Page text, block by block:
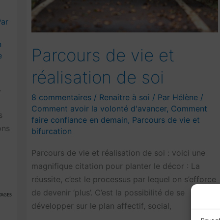
Parcours de vie et
réalisation de soi
8 commentaires / Renaitre à soi / Par Hélène /
Comment avoir la volonté d'avancer, Comment
faire confiance en demain, Parcours de vie et
bifurcation
Parcours de vie et réalisation de soi : voici une
magnifique citation pour planter le décor : La
réussite, c’est le processus par lequel on s’efforce
de devenir ‘plus’. C’est la possibilité de se
développer sur le plan affectif, social,